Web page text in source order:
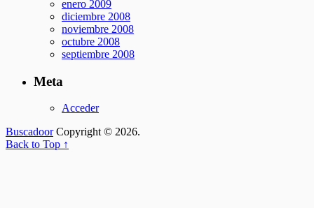
enero 2009
diciembre 2008
noviembre 2008
octubre 2008
septiembre 2008
Meta
Acceder
BuscadoorCopyright © 2026.
Back to Top ↑